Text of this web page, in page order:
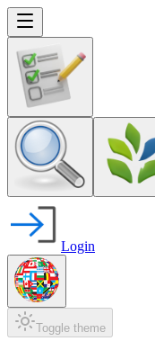
Login
Toggle theme